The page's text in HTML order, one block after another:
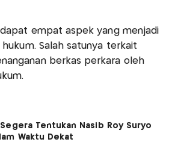
empat aspek yang menjadi
Salah satunya terkait
berkas perkara oleh
Tentukan Nasib Roy Suryo
Waktu Dekat